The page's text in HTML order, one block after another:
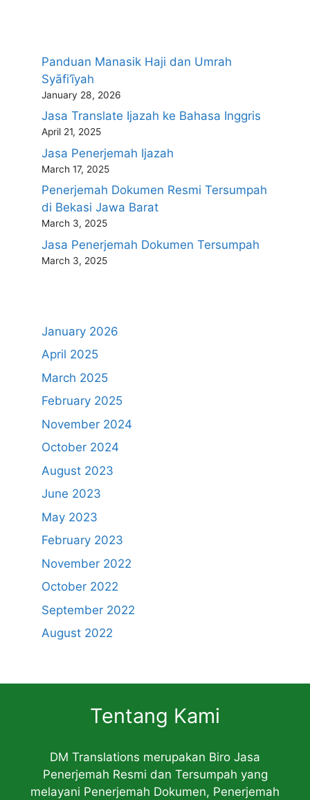
Panduan Manasik Haji dan Umrah
Syāfi‘īyah
January 28, 2026
Jasa Translate Ijazah ke Bahasa Inggris
April 21, 2025
Jasa Penerjemah Ijazah
March 17, 2025
Penerjemah Dokumen Resmi Tersumpah
di Bekasi Jawa Barat
March 3, 2025
Jasa Penerjemah Dokumen Tersumpah
March 3, 2025
January 2026
April 2025
March 2025
February 2025
November 2024
October 2024
August 2023
June 2023
May 2023
February 2023
November 2022
October 2022
September 2022
August 2022
Tentang Kami
DM Translations merupakan Biro Jasa
Penerjemah Resmi dan Tersumpah yang
melayani Penerjemah Dokumen, Penerjemah